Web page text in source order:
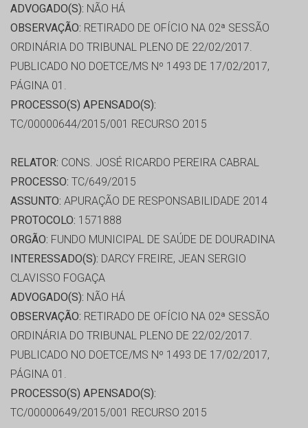
ADVOGADO(S): NÃO HÁ
OBSERVAÇÃO: RETIRADO DE OFÍCIO NA 02ª SESSÃO
ORDINÁRIA DO TRIBUNAL PLENO DE 22/02/2017.
PUBLICADO NO DOETCE/MS Nº 1493 DE 17/02/2017,
PÁGINA 01.
PROCESSO(S) APENSADO(S):
TC/00000644/2015/001 RECURSO 2015
RELATOR: CONS. JOSÉ RICARDO PEREIRA CABRAL
PROCESSO: TC/649/2015
ASSUNTO: APURAÇÃO DE RESPONSABILIDADE 2014
PROTOCOLO: 1571888
ORGÃO: FUNDO MUNICIPAL DE SAÚDE DE DOURADINA
INTERESSADO(S): DARCY FREIRE, JEAN SERGIO
CLAVISSO FOGAÇA
ADVOGADO(S): NÃO HÁ
OBSERVAÇÃO: RETIRADO DE OFÍCIO NA 02ª SESSÃO
ORDINÁRIA DO TRIBUNAL PLENO DE 22/02/2017.
PUBLICADO NO DOETCE/MS Nº 1493 DE 17/02/2017,
PÁGINA 01.
PROCESSO(S) APENSADO(S):
TC/00000649/2015/001 RECURSO 2015